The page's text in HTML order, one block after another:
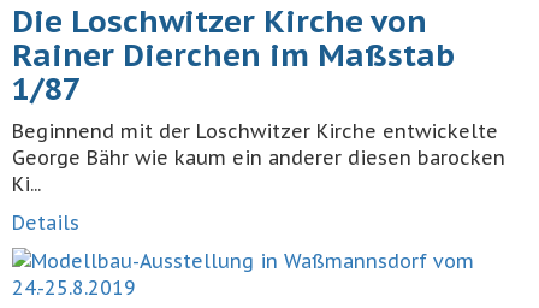
Die Loschwitzer Kirche von
Rainer Dierchen im Maßstab
1/87
Beginnend mit der Loschwitzer Kirche entwickelte
George Bähr wie kaum ein anderer diesen barocken
Ki...
Details